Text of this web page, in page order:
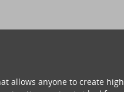
allows anyone to create high